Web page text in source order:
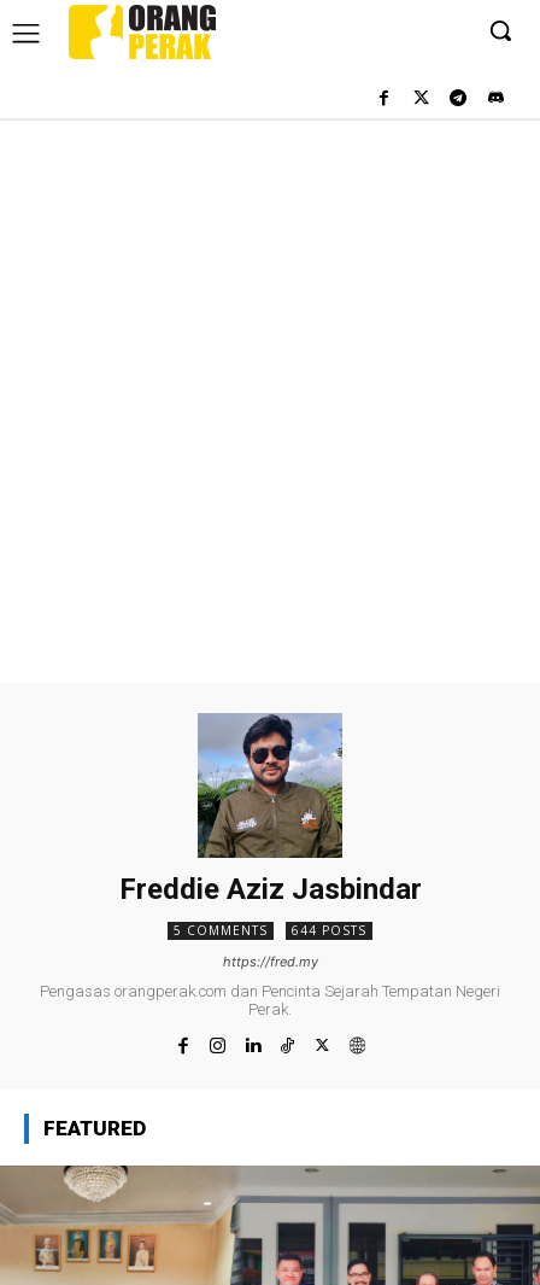
Freddie Aziz Jasbindar
5 COMMENTS
644 POSTS
https://fred.my
Pengasas orangperak.com dan Pencinta Sejarah Tempatan Negeri
Perak.
FEATURED